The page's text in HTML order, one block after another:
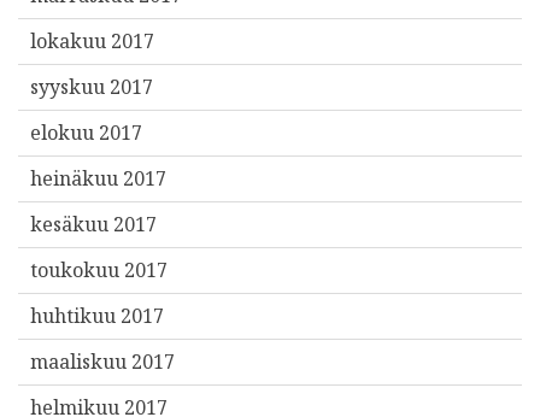
lokakuu 2017
syyskuu 2017
elokuu 2017
heinäkuu 2017
kesäkuu 2017
toukokuu 2017
huhtikuu 2017
maaliskuu 2017
helmikuu 2017